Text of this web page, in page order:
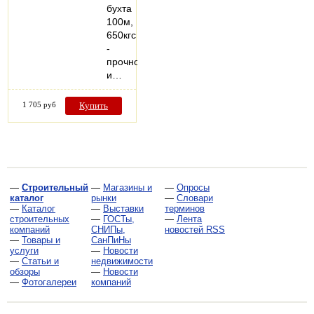
бухта
100м,
650кгс
-
прочное
и…
1 705 руб Купить
— Строительный
каталог
— Каталог
строительных
компаний
— Товары и
услуги
— Статьи и
обзоры
— Фотогалереи
— Магазины и
рынки
— Выставки
— ГОСТы,
СНИПы,
СанПиНы
— Новости
недвижимости
— Новости
компаний
— Опросы
— Словари
терминов
— Лента
новостей RSS